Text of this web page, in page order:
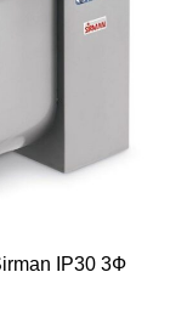
IP30 3Ф